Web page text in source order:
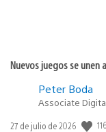
Nuevos juegos se unen
Peter Boda
Associate
Fecha
27 de julio de 2026 116